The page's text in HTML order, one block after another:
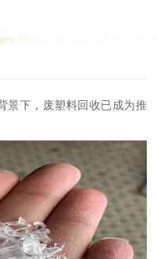
景下，废塑料回收已成为推